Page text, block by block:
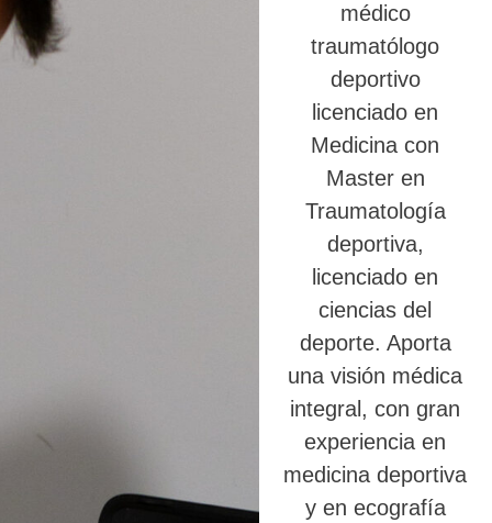
médico
traumatólogo
deportivo
licenciado en
Medicina con
Master en
Traumatología
deportiva,
licenciado en
ciencias del
deporte. Aporta
una visión médica
integral, con gran
experiencia en
medicina deportiva
y en ecografía